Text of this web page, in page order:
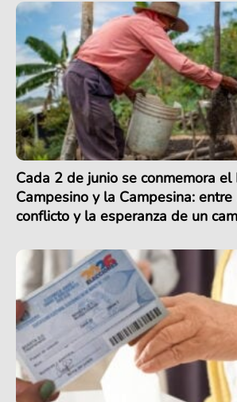
Cada 2 de junio se conmemora el
Campesino y la Campesina:
conflicto y la esperanza de un